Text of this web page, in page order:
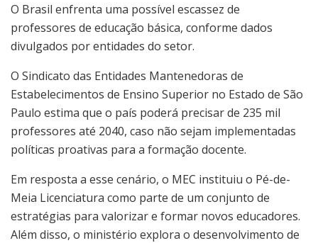
O Brasil enfrenta uma possível escassez de
professores de educação básica, conforme dados
divulgados por entidades do setor.
O Sindicato das Entidades Mantenedoras de
Estabelecimentos de Ensino Superior no Estado de São
Paulo estima que o país poderá precisar de 235 mil
professores até 2040, caso não sejam implementadas
políticas proativas para a formação docente.
Em resposta a esse cenário, o MEC instituiu o Pé-de-
Meia Licenciatura como parte de um conjunto de
estratégias para valorizar e formar novos educadores.
Além disso, o ministério explora o desenvolvimento de